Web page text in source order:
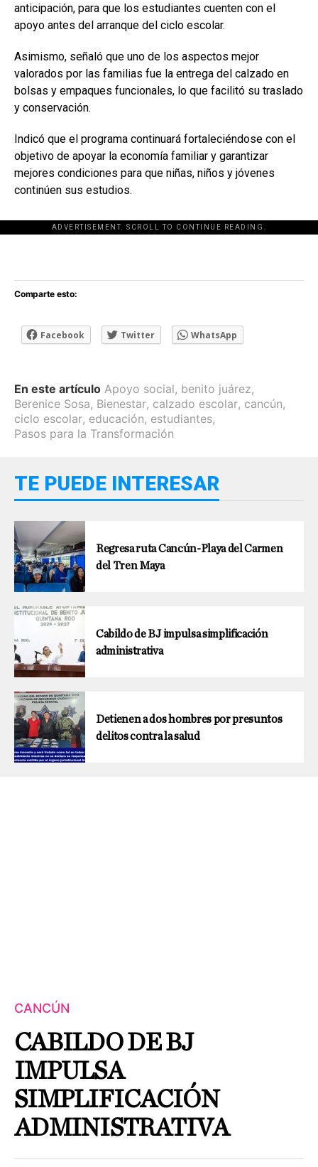
anticipación, para que los estudiantes cuenten con el
apoyo antes del arranque del ciclo escolar.
Asimismo, señaló que uno de los aspectos mejor
valorados por las familias fue la entrega del calzado en
bolsas y empaques funcionales, lo que facilitó su traslado
y conservación.
Indicó que el programa continuará fortaleciéndose con el
objetivo de apoyar la economía familiar y garantizar
mejores condiciones para que niñas, niños y jóvenes
continúen sus estudios.
ADVERTISEMENT. SCROLL TO CONTINUE READING.
[adsforwp id="243463"]
Comparte esto:
Facebook Twitter WhatsApp
En este artículo Apoyo social, benito juárez,
Berenice Sosa, Bienestar, calzado escolar, cancún,
ciclo escolar, educación, estudiantes,
Pasos para la Transformación
TE PUEDE INTERESAR
Regresa ruta Cancún-Playa del Carmen
del Tren Maya
Cabildo de BJ impulsa simplificación
administrativa
Detienen a dos hombres por presuntos
delitos contra la salud
CANCÚN
CABILDO DE BJ
IMPULSA
SIMPLIFICACIÓN
ADMINISTRATIVA